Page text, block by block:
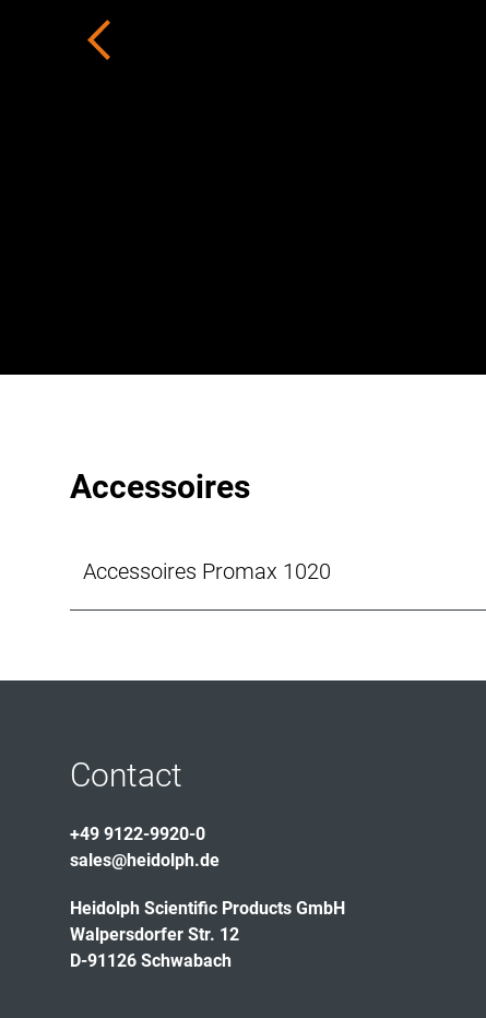
Accessoires
Accessoires Promax 1020
Contact
+49 9122-9920-0
sales@heidolph.de
Heidolph Scientific Products GmbH
Walpersdorfer Str. 12
D-91126 Schwabach